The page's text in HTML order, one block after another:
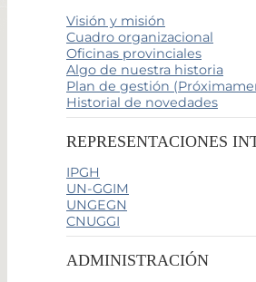
Visión y misión
Cuadro organizacional
Oficinas provinciales
Algo de nuestra historia
Plan de gestión
Historial de novedades
REPRESENTACIONES
IPGH
UN-GGIM
UNGEGN
CNUGGI
ADMINISTRACIÓN